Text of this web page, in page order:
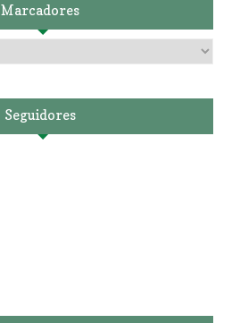
Marcadores
Seguidores